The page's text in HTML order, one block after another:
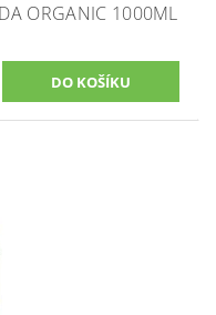
ORGANIC 1000ML